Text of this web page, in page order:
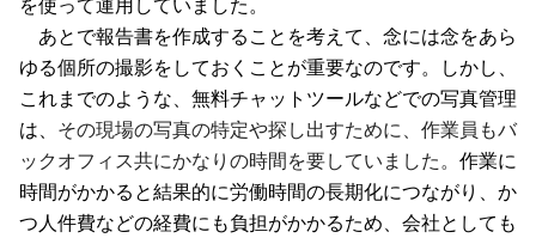
を使って運用していました。
あとで報告書を作成することを考えて、念には念をあら
ゆる個所の撮影をしておくことが重要なのです。しかし、
これまでのような、無料チャットツールなどでの写真管理
は、 その現場の写真の特定や探し出すために、作業員もバ
ックオフィス共にかなりの時間を要していました。 作業に
時間がかかると結果的に労働時間の長期化につながり、か
つ人件費などの経費にも負担がかかるため、会社としても